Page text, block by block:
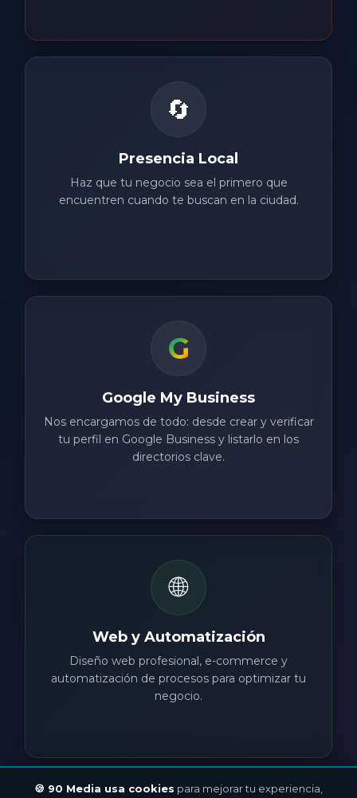
🔄
Presencia Local
Haz que tu negocio sea el primero que
encuentren cuando te buscan en la ciudad.
G
Google My Business
Nos encargamos de todo: desde crear y verificar
tu perfil en Google Business y listarlo en los
directorios clave.
🌐
Web y Automatización
Diseño web profesional, e-commerce y
automatización de procesos para optimizar tu
negocio.
🍪 90 Media usa cookies para mejorar tu experiencia,